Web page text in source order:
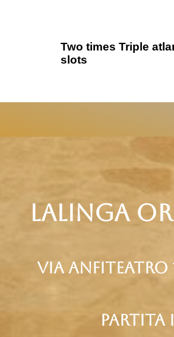
Two times Triple
slots
Lalinga
via anfiteatro
partita